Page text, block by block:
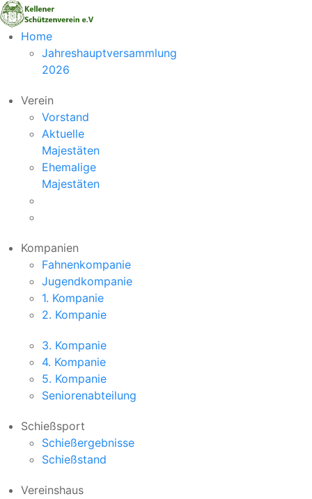
Home
Jahreshauptversammlung
2026
Verein
Vorstand
Aktuelle
Majestäten
Ehemalige
Majestäten
Kompanien
Fahnenkompanie
Jugendkompanie
1. Kompanie
2. Kompanie
3. Kompanie
4. Kompanie
5. Kompanie
Seniorenabteilung
Schießsport
Schießergebnisse
Schießstand
Vereinshaus
Monat
Monat